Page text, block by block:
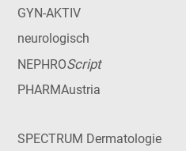
GYN-AKTIV
neurologisch
NEPHROScript
PHARMAustria
SPECTRUM Dermatologie